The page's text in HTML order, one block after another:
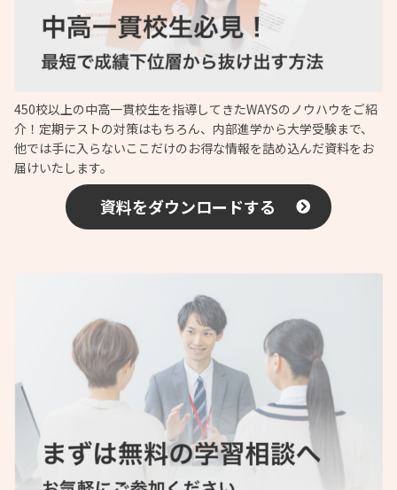
450校以上の中高一貫校生を指導してきたWAYSのノウハウをご紹
介！定期テストの対策はもちろん、内部進学から大学受験まで、
他では手に入らないここだけのお得な情報を詰め込んだ資料をお
届けいたします。
資料をダウンロードする